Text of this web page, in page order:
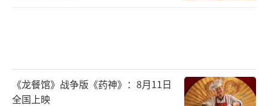
《龙餐馆》战争版《药神》：8月11日
全国上映